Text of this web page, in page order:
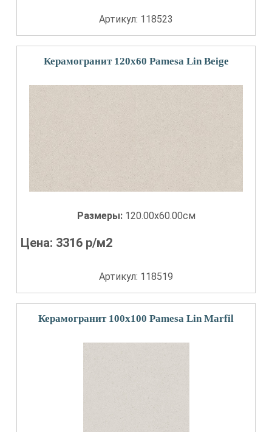
Артикул: 118523
Керамогранит 120x60 Pamesa Lin Beige
Размеры: 120.00x60.00см
Цена: 3316 р/м2
Артикул: 118519
Керамогранит 100x100 Pamesa Lin Marfil